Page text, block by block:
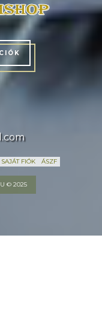
SAJÁT FIÓK ÁSZF
© 2025